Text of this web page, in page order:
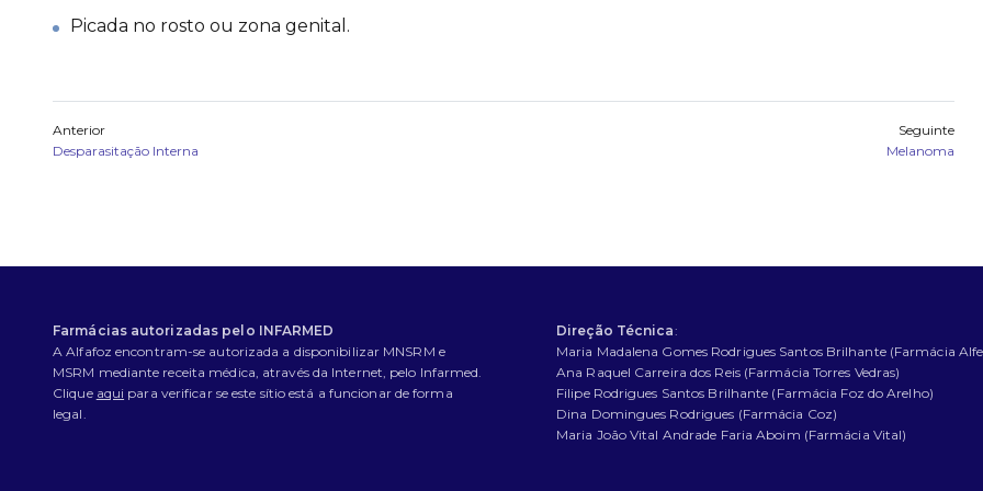
Picada no rosto ou zona genital.
Anterior
Desparasitação Interna
Seguinte
Melanoma
Farmácias autorizadas pelo INFARMED
A Alfafoz encontram-se autorizada a disponibilizar MNSRM e
MSRM mediante receita médica, através da Internet, pelo Infarmed.
Clique aqui para verificar se este sítio está a funcionar de forma
legal.
Direção Técnica:
Maria Madalena Gomes Rodrigues Santos Brilhante (Farmácia
Ana Raquel Carreira dos Reis (Farmácia Torres Vedras)
Filipe Rodrigues Santos Brilhante (Farmácia Foz do Arelho)
Dina Domingues Rodrigues (Farmácia Coz)
Maria João Vital Andrade Faria Aboim (Farmácia Vital)